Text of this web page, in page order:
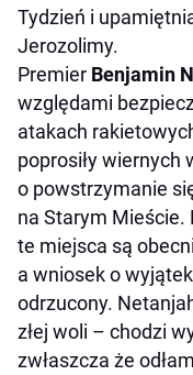
Tydzień i
Jerozolimy.
Premier Benjamin
względami
atakach
poprosiły wiernych
o powstrzymanie
na Starym Mieście.
te miejsca są
a wniosek o
odrzucony.
złej woli – chodzi
zwłaszcza że